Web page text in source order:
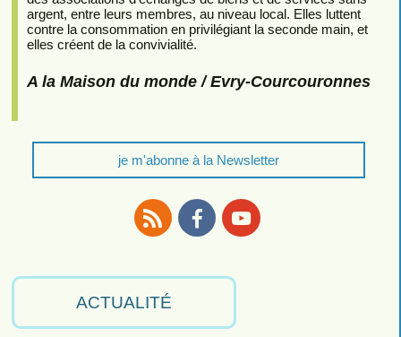
argent, entre leurs membres, au niveau local. Elles luttent
contre la consommation en privilégiant la seconde main, et
elles créent de la convivialité.
A la Maison du monde / Evry-Courcouronnes
je m'abonne à la Newsletter
ACTUALITÉ